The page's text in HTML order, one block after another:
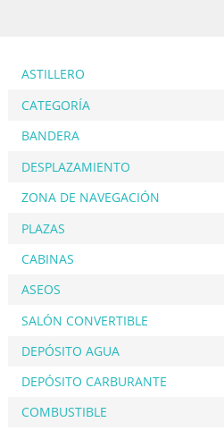
ASTILLERO
CATEGORÍA
BANDERA
DESPLAZAMIENTO
ZONA DE NAVEGACIÓN
PLAZAS
CABINAS
ASEOS
SALÓN CONVERTIBLE
DEPÓSITO AGUA
DEPÓSITO CARBURANTE
COMBUSTIBLE